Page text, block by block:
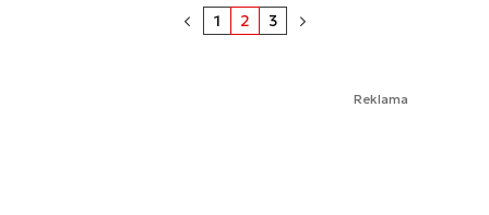
1 2 3
Reklama